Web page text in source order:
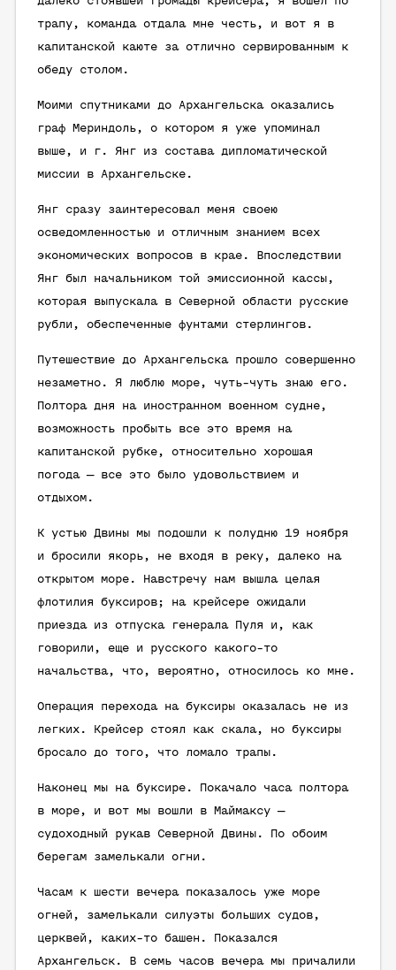
трапу, команда отдала мне честь, и вот я в
капитанской каюте за отлично сервированным к
обеду столом.
Моими спутниками до Архангельска оказались
граф Мериндоль, о котором я уже упоминал
выше, и г. Янг из состава дипломатической
миссии в Архангельске.
Янг сразу заинтересовал меня своею
осведомленностью и отличным знанием всех
экономических вопросов в крае. Впоследствии
Янг был начальником той эмиссионной кассы,
которая выпускала в Северной области русские
рубли, обеспеченные фунтами стерлингов.
Путешествие до Архангельска прошло совершенно
незаметно. Я люблю море, чуть-чуть знаю его.
Полтора дня на иностранном военном судне,
возможность пробыть все это время на
капитанской рубке, относительно хорошая
погода — все это было удовольствием и
отдыхом.
К устью Двины мы подошли к полудню 19 ноября
и бросили якорь, не входя в реку, далеко на
открытом море. Навстречу нам вышла целая
флотилия буксиров; на крейсере ожидали
приезда из отпуска генерала Пуля и, как
говорили, еще и русского какого-то
начальства, что, вероятно, относилось ко мне.
Операция перехода на буксиры оказалась не из
легких. Крейсер стоял как скала, но буксиры
бросало до того, что ломало трапы.
Наконец мы на буксире. Покачало часа полтора
в море, и вот мы вошли в Маймаксу —
судоходный рукав Северной Двины. По обоим
берегам замелькали огни.
Часам к шести вечера показалось уже море
огней, замелькали силуэты больших судов,
церквей, каких-то башен. Показался
Архангельск. В семь часов вечера мы причалили